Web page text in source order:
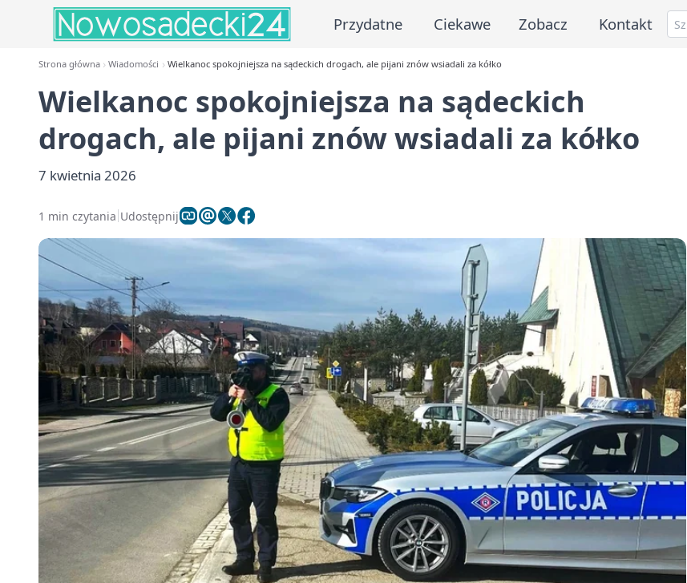
Przydatne Ciekawe Zobacz Kontakt
Strona główna Wiadomości Wielkanoc spokojniejsza na sądeckich drogach, ale pijani znów wsiadali za kółko
Wielkanoc spokojniejsza na sądeckich
drogach, ale pijani znów wsiadali za kółko
7 kwietnia 2026
1 min czytania Udostępnij